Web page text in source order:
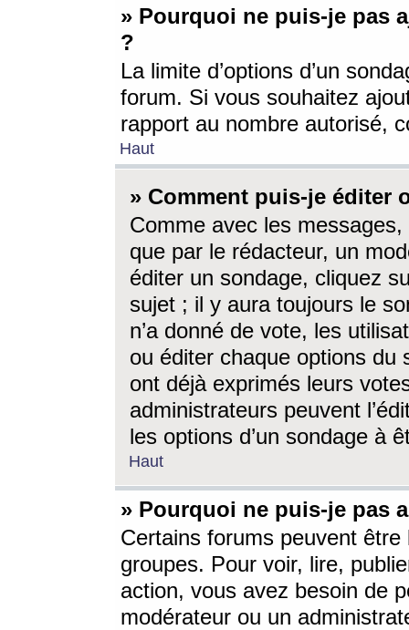
» Pourquoi ne puis-je pas
?
La limite d’options d’un
forum. Si vous souhaitez
rapport au nombre autorisé,
Haut
» Comment puis-je éditer
Comme avec les
que par le rédacteur, un
éditer un sondage, cliquez
sujet ; il y aura toujours le
n’a donné de vote, les
ou éditer chaque options du
ont déjà exprimés leurs
administrateurs peuvent
les options d’un sondage à
Haut
» Pourquoi ne puis-je pas
Certains forums peuvent être
groupes. Pour voir, lire,
action, vous avez besoin de
modérateur ou un